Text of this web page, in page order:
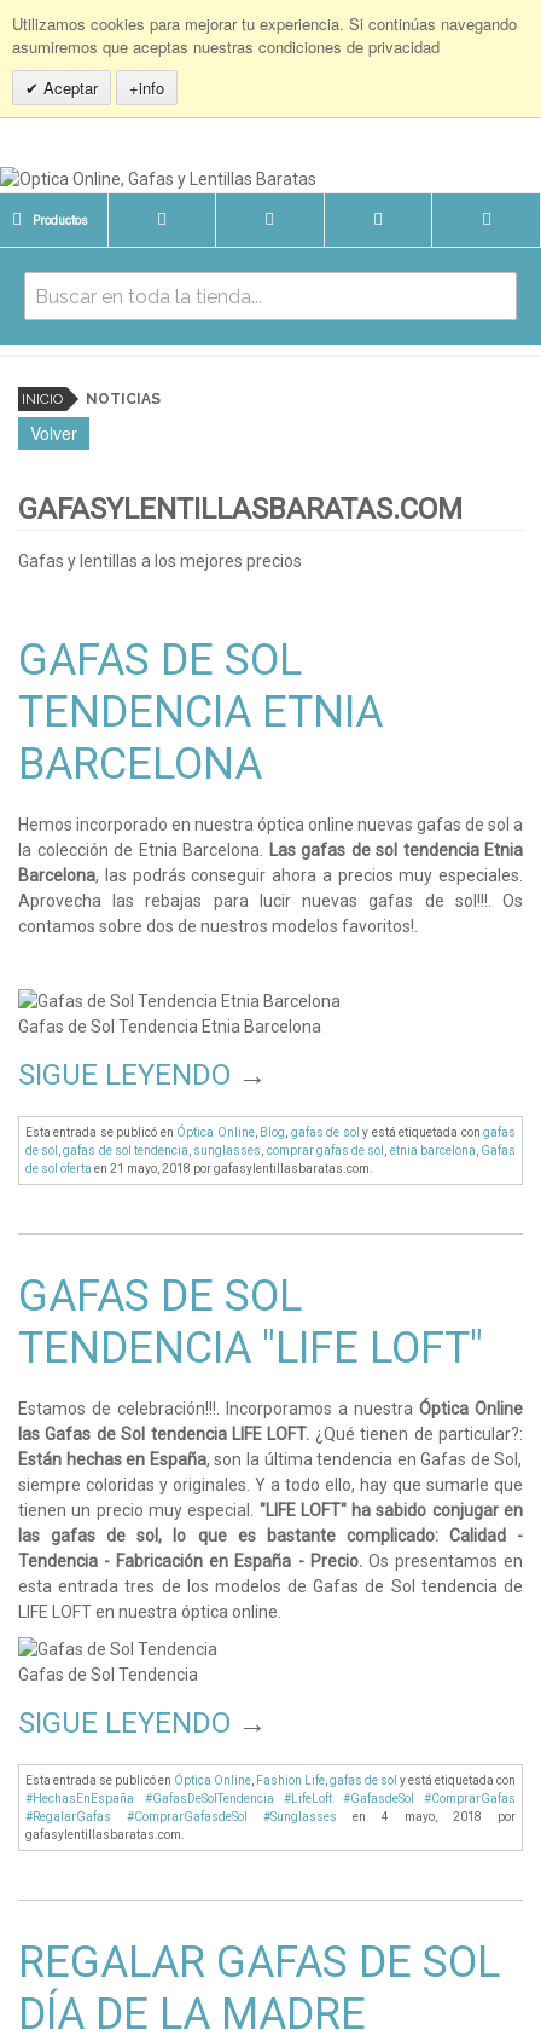
Utilizamos cookies para mejorar tu experiencia. Si continúas navegando
asumiremos que aceptas nuestras condiciones de privacidad
Aceptar
+info
Productos
INICIO NOTICIAS
Volver
GAFASYLENTILLASBARATAS.COM
Gafas y lentillas a los mejores precios
GAFAS DE SOL
TENDENCIA ETNIA
BARCELONA
Hemos incorporado en nuestra óptica online nuevas gafas de sol a
la colección de Etnia Barcelona.
Las gafas de sol tendencia Etnia
Barcelona, las podrás conseguir ahora a precios muy especiales.
Aprovecha las rebajas para lucir nuevas gafas de sol!!!. Os
contamos sobre dos de nuestros modelos favoritos!.
Gafas de Sol Tendencia Etnia Barcelona
SIGUE LEYENDO →
Esta entrada se publicó en Óptica Online, Blog gafas de sol y está etiquetada congafas
de sol
,gafas de sol tendencia sunglasses comprar gafas de sol etnia barcelona Gafas
de sol oferta en 21 mayo, 2018 por gafasylentillasbaratas.com
GAFAS DE SOL
TENDENCIA "LIFE LOFT"
Estamos de celebración!!!. Incorporamos a nuestra Óptica Online
las Gafas de Sol tendencia LIFE LOFT. ¿Qué tienen de particular?:
Están hechas en España, son la última tendencia en Gafas de Sol,
siempre coloridas y originales. Y a todo ello, hay que sumarle que
tienen un precio muy especial. "LIFE LOFT" ha sabido conjugar en
las gafas de sol, lo que es bastante complicado: Calidad -
Tendencia - Fabricación en España - Precio.Os presentamos en
esta entrada tres de los modelos de Gafas de Sol tendencia de
LIFE LOFT en nuestra óptica online.
Gafas de Sol Tendencia
SIGUE LEYENDO →
Esta entrada se publicó en Óptica Online Fashion Life gafas de sol y está etiquetada con
#HechasEnEspaña #GafasDeSolTendencia #LifeLoft #GafasdeSol #ComprarGafas
#RegalarGafas #ComprarGafasdeSol #Sunglasses en 4 mayo, 2018 por
gafasylentillasbaratas.com
REGALAR GAFAS DE SOL
DÍA DE LA MADRE